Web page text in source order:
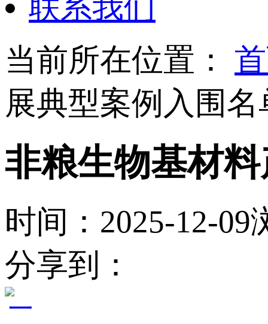
联系我们
当前所在位置：
展典型案例入围
非粮生物基材
时间：2025-12-09
分享到：